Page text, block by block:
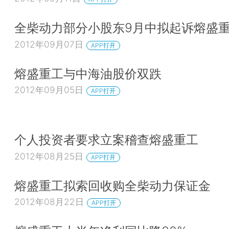
全柴动力部分小股东9月中拟起诉熔盛
2012年09月07日 APP打开
熔盛重工与中海油股价双跌
2012年09月05日 APP打开
个人投资者要求立案稽查熔盛重工
2012年08月25日 APP打开
熔盛重工拟索回收购全柴动力保证金
2012年08月22日 APP打开